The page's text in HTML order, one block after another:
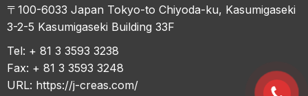
〒100-6033 Japan Tokyo-to Chiyoda-ku, Kasumigaseki
3-2-5 Kasumigaseki Building 33F
Tel: + 81 3 3593 3238
Fax: + 81 3 3593 3248
URL: https://j-creas.com/